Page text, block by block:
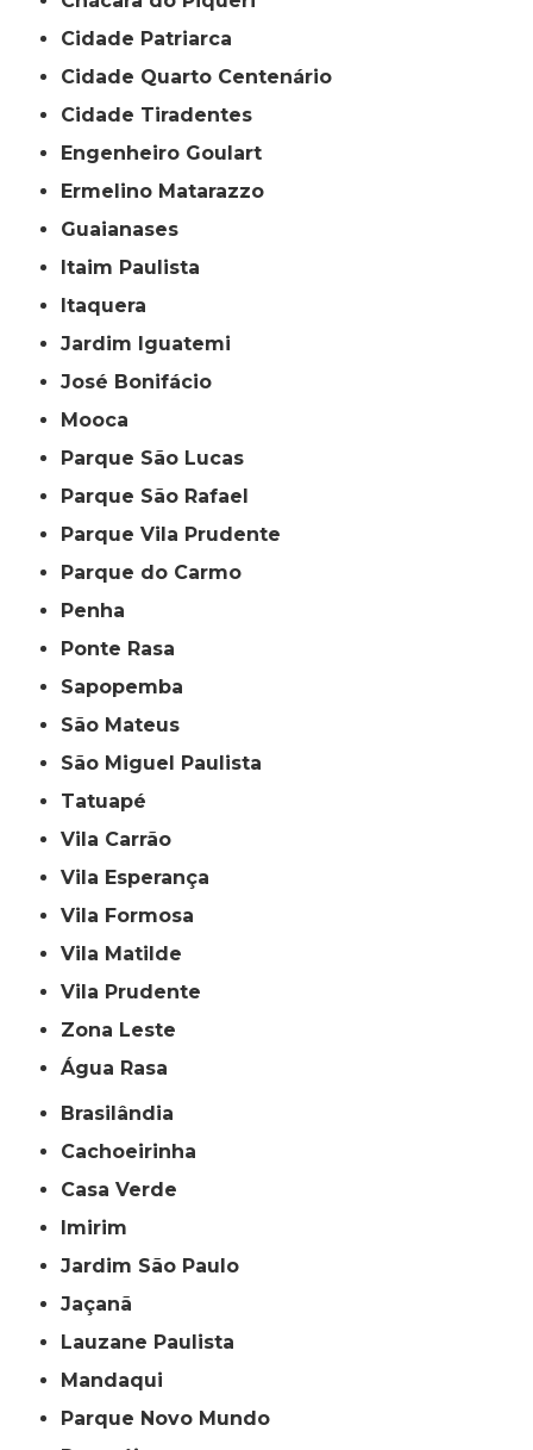
Cidade Patriarca
Cidade Quarto Centenário
Cidade Tiradentes
Engenheiro Goulart
Ermelino Matarazzo
Guaianases
Itaim Paulista
Itaquera
Jardim Iguatemi
José Bonifácio
Mooca
Parque São Lucas
Parque São Rafael
Parque Vila Prudente
Parque do Carmo
Penha
Ponte Rasa
Sapopemba
São Mateus
São Miguel Paulista
Tatuapé
Vila Carrão
Vila Esperança
Vila Formosa
Vila Matilde
Vila Prudente
Zona Leste
Água Rasa
Brasilândia
Cachoeirinha
Casa Verde
Imirim
Jardim São Paulo
Jaçanã
Lauzane Paulista
Mandaqui
Parque Novo Mundo